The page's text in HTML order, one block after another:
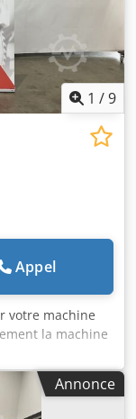
1 /9
Appel
votre machine
la machine
humide
/ aluminium,
avec l’eau
Moteur :
Annonce